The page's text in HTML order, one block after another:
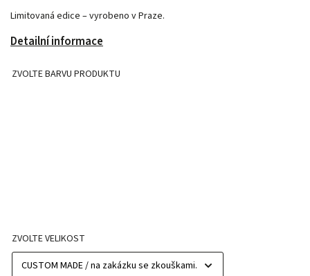
Limitovaná edice – vyrobeno v Praze.
Detailní informace
ZVOLTE BARVU PRODUKTU
ZVOLTE VELIKOST